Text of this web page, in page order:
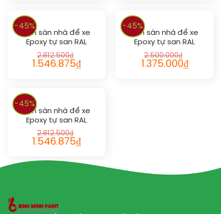
-45%
Sơn sàn nhà để xe
Epoxy tự san RAL
GARAGE GUARD SL 1032
2.812.500₫
1.546.875₫
-45%
Sơn sàn nhà để xe
Epoxy tự san RAL
GARAGE GUARD SL 1001
2.500.000₫
1.375.000₫
-45%
Sơn sàn nhà để xe
Epoxy tự san RAL
GARAGE GUARD SL 1021
2.812.500₫
1.546.875₫